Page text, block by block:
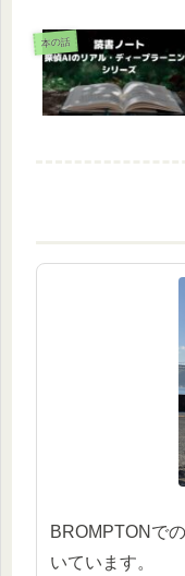
本の話
BROMPTONで
いています。